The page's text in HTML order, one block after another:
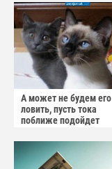
А может не будем его
ловить, пусть тока
поближе подойдет